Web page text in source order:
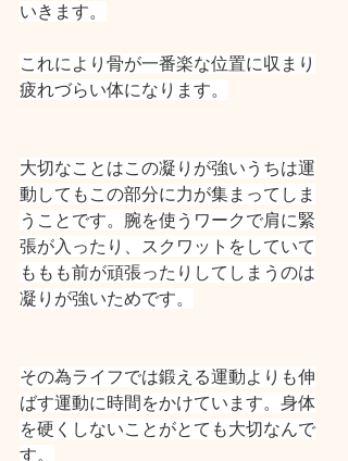
いきます。
これにより骨が一番楽な位置に収まり
疲れづらい体になります。
大切なことはこの凝りが強いうちは運
動してもこの部分に力が集まってしま
うことです。腕を使うワークで肩に緊
張が入ったり、スクワットをしていて
ももも前が頑張ったりしてしまうのは
凝りが強いためです。
その為ライフでは鍛える運動よりも伸
ばす運動に時間をかけています。身体
を硬くしないことがとても大切なんで
す。